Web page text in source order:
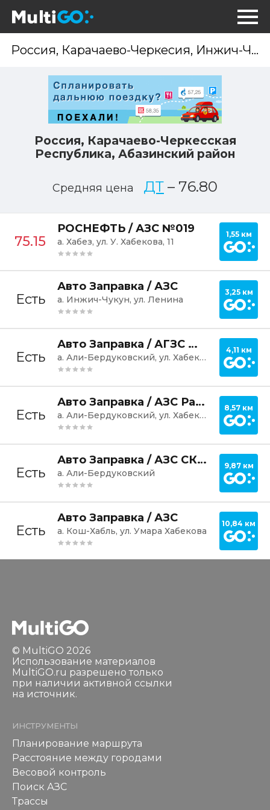
Россия, Карачаево-Черкесская
Республика, Абазинский район
Средняя цена ДТ – 76.80
75.15
РОСНЕФТЬ / АЗС №019
а. Хабез, ул. У. Хабекова, 11
1,55 км
Есть
Авто Заправка / АЗС
а. Инжич-Чукун, ул. Ленина
3,25 км
Есть
Авто Заправка / АГЗС ЮТК
а. Али-Бердуковский, ул. Хабекова
4,11 км
Есть
Авто Заправка / АЗС Раритет
а. Али-Бердуковский, ул. Хабекова
8,57 км
Есть
Авто Заправка / АЗС СК-Нефть
а. Али-Бердуковский
9,87 км
Есть
Авто Заправка / АЗС
а. Кош-Хабль, ул. Умара Хабекова
10,84 км
© MultiGO 2026
Использование материалов
MultiGO.ru разрешено только
при наличии активной ссылки
на источник.
ИНСТРУМЕНТЫ
Планирование маршрута
Расстояние между городами
Весовой контроль
Поиск АЗС
Трассы